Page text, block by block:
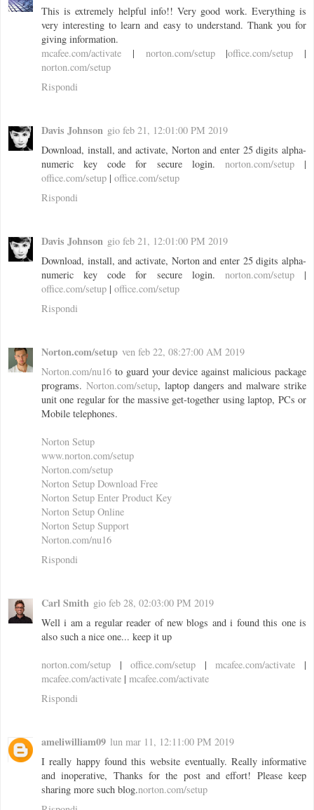
This is extremely helpful info!! Very good work. Everything is
very interesting to learn and easy to understand. Thank you for
giving information.
mcafee.com/activate | norton.com/setup|office.com/setup |
norton.com/setup
Rispondi
Davis Johnson gio feb 21, 12:01:00 PM 2019
Download, install, and activate, Norton and enter 25 digits alpha-
numeric key code for secure login. norton.com/setup|
office.com/setup | office.com/setup
Rispondi
Davis Johnson gio feb 21, 12:01:00 PM 2019
Download, install, and activate, Norton and enter 25 digits alpha-
numeric key code for secure login. norton.com/setup|
office.com/setup | office.com/setup
Rispondi
Norton.com/setup ven feb 22, 08:27:00 AM 2019
Norton.com/nu16 to guard your device against malicious package
programs. Norton.com/setup, laptop dangers and malware strike
unit one regular for the massive get-together using laptop, PCs or
Mobile telephones.
Norton Setup
www.norton.com/setup
Norton.com/setup
Norton Setup Download Free
Norton Setup Enter Product Key
Norton Setup Online
Norton Setup Support
Norton.com/nu16
Rispondi
Carl Smith gio feb 28, 02:03:00 PM 2019
Well i am a regular reader of new blogs and i found this one is
also such a nice one... keep it up
norton.com/setup |office.com/setup |mcafee.com/activate |
mcafee.com/activate | mcafee.com/activate
Rispondi
ameliwilliam09 lun mar 11, 12:11:00 PM 2019
I really happy found this website eventually. Really informative
and inoperative, Thanks for the post and effort! Please keep
sharing more such blog.norton.com/setup